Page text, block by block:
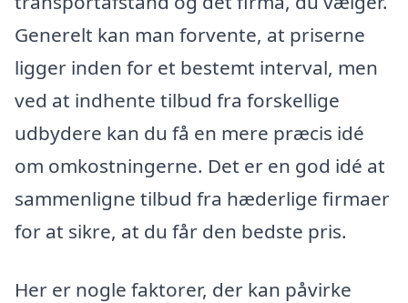
Generelt kan man forvente, at priserne
ligger inden for et bestemt interval, men
ved at indhente tilbud fra forskellige
udbydere kan du få en mere præcis idé
om omkostningerne. Det er en god idé at
sammenligne tilbud fra hæderlige firmaer
for at sikre, at du får den bedste pris.
Her er nogle faktorer, der kan påvirke